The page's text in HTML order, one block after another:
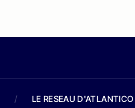
/ LE RESEAU D'ATLANTICO